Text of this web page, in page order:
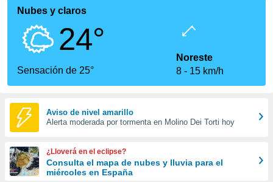
por
que se
calidad.
a este
las
y
forma
digital
basada
Nubes y claros
24°
Sensación de 25°
Noreste
8
15 km/h
Aviso de nivel amarillo
Alerta moderada por tormenta en Molino Dei Torti hoy
¿Lloverá en el eclipse?
Consulta el mapa de nubes y lluvia para el
miércoles en España